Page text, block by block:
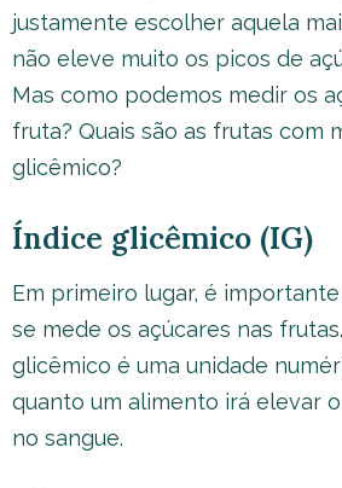
justamente escolher aquela
não eleve muito os picos de
Mas como podemos medir os
fruta? Quais são as frutas com
glicêmico?
Índice glicêmico (IG)
Em primeiro lugar, é
se mede os açúcares nas
glicêmico é uma unidade
quanto um alimento irá elevar
no sangue.